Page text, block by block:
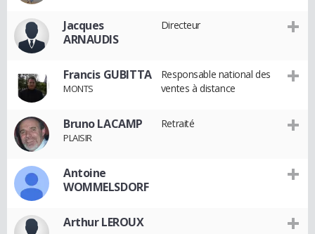
Jacques
ARNAUDIS
Directeur
Francis GUBITTA
MONTS
Responsable national des
ventes à distance
Bruno LACAMP
PLAISIR
Retraité
Antoine
WOMMELSDORF
Arthur LEROUX